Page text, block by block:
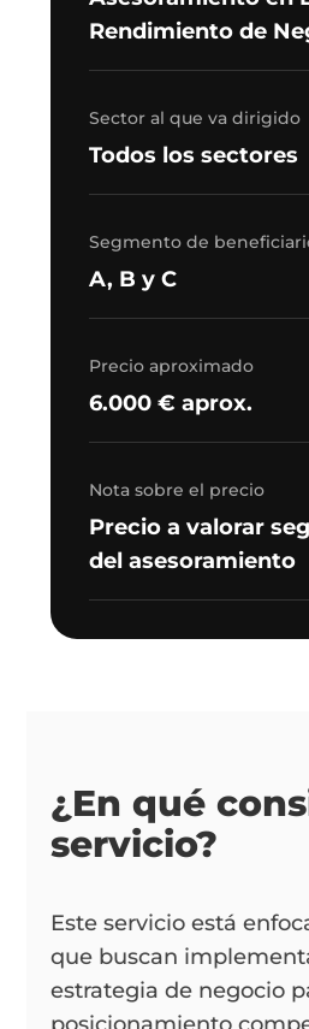
Rendimiento de
Sector al que va dirigido
Todos los sectores
Segmento de
A, B y C
Precio aproximado
6.000 € aprox.
Nota sobre el precio
Precio a valorar
del asesoramiento
¿En qué
servicio?
Este servicio está
que buscan
estrategia de negocio